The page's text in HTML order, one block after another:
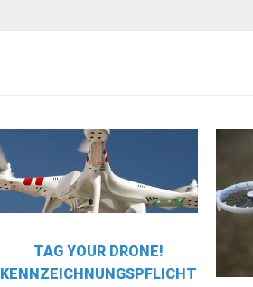
TAG YOUR DRONE!
KENNZEICHNUNGSPFLICHT